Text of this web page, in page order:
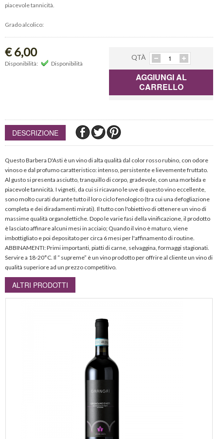
piacevole tannicità.
Grado alcolico:
€ 6,00
Disponibilità: Disponibilità
QTÀ
AGGIUNGI AL
CARRELLO
DESCRIZIONE
Questo Barbera D'Asti è un vino di alta qualità dal color rosso rubino, con odore
vinoso e dal profumo caratteristico: intenso, persistente e lievemente fruttato.
Al gusto si presenta asciutto, tranquillo di corpo, gradevole, con una morbida e
piacevole tannicità. I vigneti, da cui si ricavano le uve di questo vino eccellente,
sono molto curati durante tutto il loro ciclo fenologico (tra cui una defogliazione
completa e dei diradamenti mirati). Il tutto con l'obiettivo di ottenere un vino di
massime qualità organolettiche. Dopo le varie fasi della vinificazione, il prodotto
è lasciato affinare alcuni mesi in acciaio; Quando il vino è maturo, viene
imbottigliato e poi depositato per circa 6 mesi per l'affinamento di routine.
ABBINAMENTI: Primi importanti, piatti di carne, selvaggina, formaggi stagionati.
Servire a 18-20°C. Il “ supreme” è un vino prodotto per offrire al cliente un vino di
qualità superiore ad un prezzo competitivo.
ALTRI PRODOTTI